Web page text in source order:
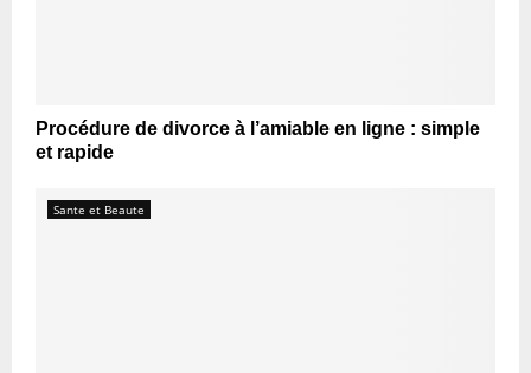
Procédure de divorce à l’amiable en ligne : simple
et rapide
Sante et Beaute